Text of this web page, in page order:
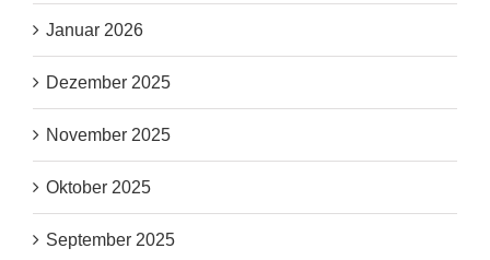
Januar 2026
Dezember 2025
November 2025
Oktober 2025
September 2025